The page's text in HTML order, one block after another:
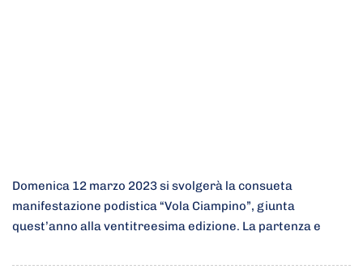
Domenica 12 marzo 2023 si svolgerà la consueta
manifestazione podistica “Vola Ciampino”, giunta
quest’anno alla ventitreesima edizione. La partenza e